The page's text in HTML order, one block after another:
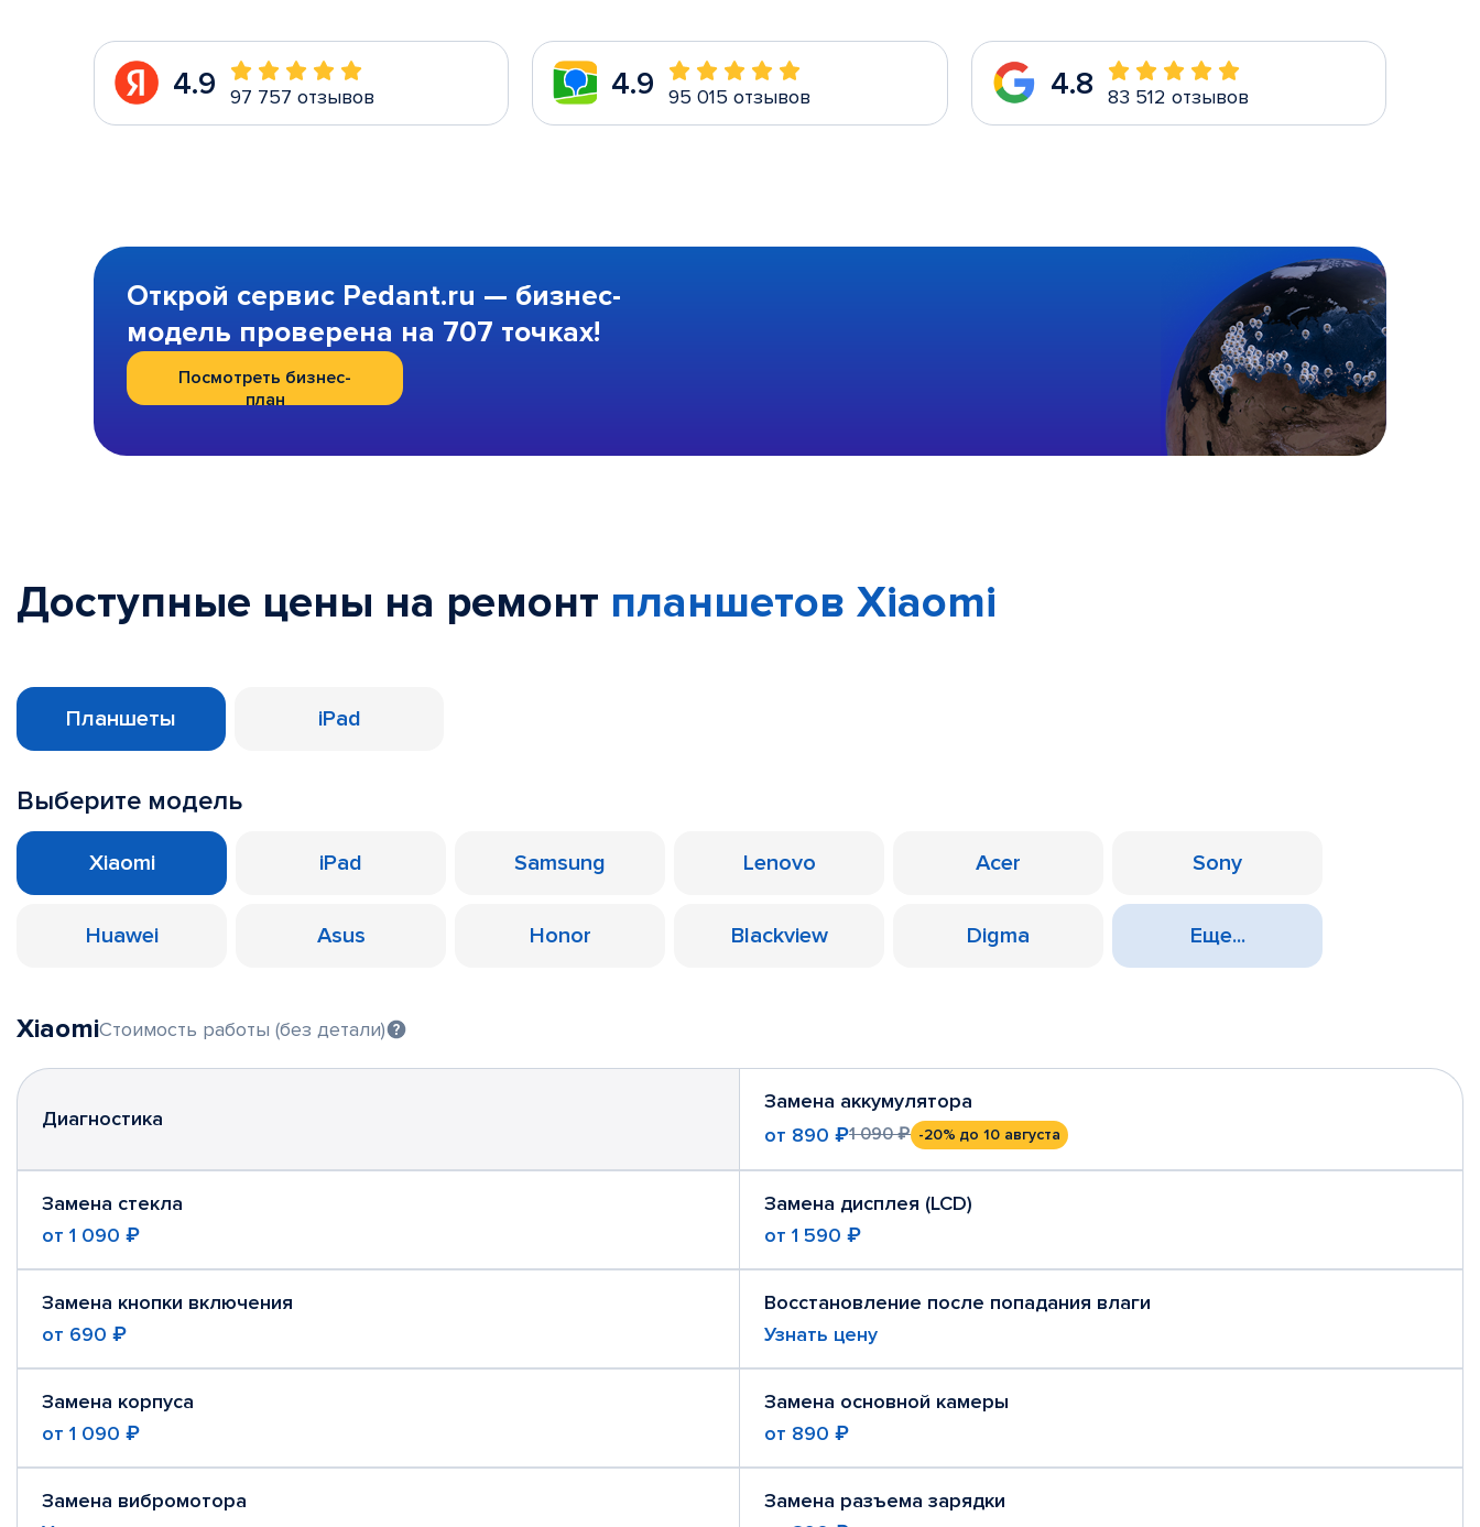
4.9 97 757 отзывов 4.9 95 015 отзывов 4.8 83 512 отзывов
Открой сервис Pedant.ru — бизнес-
модель проверена на 707 точках!
Посмотреть бизнес-
план
Доступные цены на ремонт планшетов Xiaomi
Планшеты iPad
Выберите модель
Xiaomi iPad Samsung Lenovo Acer Sony
Huawei Asus Honor Blackview Digma Еще...
XiaomiСтоимость работы (без детали)
Диагностика
Замена аккумулятора
от 890 ₽1 090 ₽ -20% до 10 августа
Замена стекла
от 1 090 ₽
Замена дисплея (LCD)
от 1 590 ₽
Замена кнопки включения
от 690 ₽
Восстановление после попадания влаги
Узнать цену
Замена корпуса
от 1 090 ₽
Замена основной камеры
от 890 ₽
Замена вибромотора
Замена разъема зарядки